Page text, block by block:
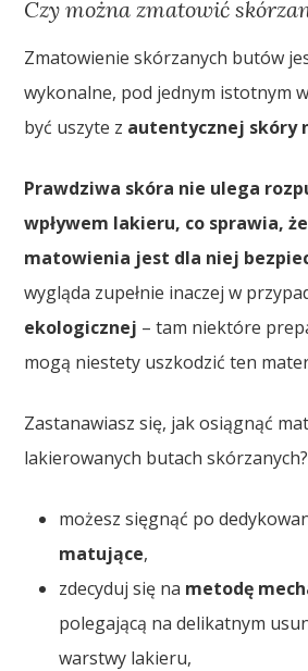
Czy można zmatowić
Zmatowienie skórzanych butów
wykonalne, pod jednym istotnym
być uszyte z autentycznej skóry
Prawdziwa skóra nie ulega
wpływem lakieru, co sprawia,
matowienia jest dla niej
wygląda zupełnie inaczej w
ekologicznej – tam niektóre
mogą niestety uszkodzić ten
Zastanawiasz się, jak osiągnąć
lakierowanych butach
możesz sięgnąć po
matujące,
zdecyduj się na metodę
polegającą na delikatnym
warstwy lakieru,